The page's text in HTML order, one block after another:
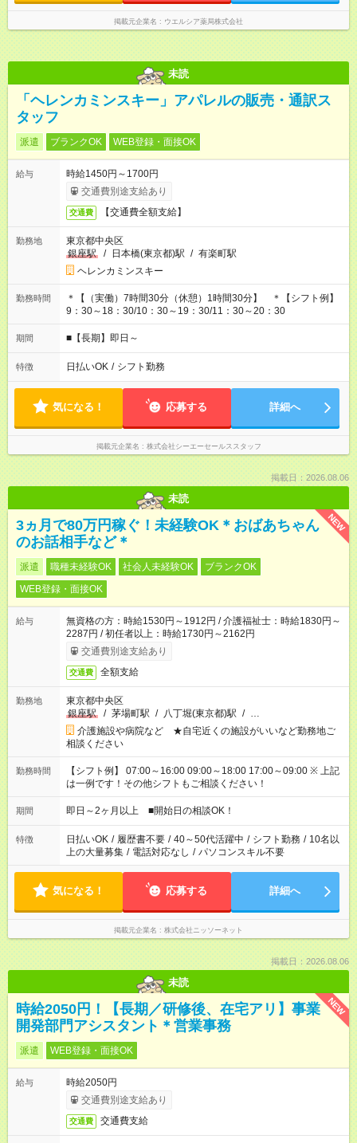
掲載元企業名 ウエルシア薬局株式会社
未読
「ヘレンカミンスキー」アパレルの販売・通訳ス
タッフ
派遣 ブランクOK WEB登録・面接OK
給与
時給1450円～1700円
交通費別途支給あり
交通費 【交通費全額支給】
勤務地
東京都中央区
銀座駅
/ 日本橋(東京都)駅 / 有楽町駅
ヘレンカミンスキー
勤務時間
＊【（実働）7時間30分（休憩）1時間30分】 ＊【シフト例】
9：30～18：30/10：30～19：30/11：30～20：30
期間 ■【長期】即日～
特徴 日払いOK / シフト勤務
気になる！ 応募する 詳細へ
掲載元企業名 株式会社シーエーセールススタッフ
掲載日：2026.08.06
未読
NEW
3ヵ月で80万円稼ぐ！未経験OK＊おばあちゃん
のお話相手など＊
派遣 職種未経験OK 社会人未経験OK
ブランクOK
WEB登録・面接OK
給与
無資格の方：時給1530円～1912円 / 介護福祉士：時給1830円～
2287円 / 初任者以上：時給1730円～2162円
交通費別途支給あり
交通費 全額支給
勤務地
東京都中央区
銀座駅
/ 茅場町駅 / 八丁堀(東京都)駅 / …
介護施設や病院など ★自宅近くの施設がいいなど勤務地ご
相談ください
勤務時間
【シフト例】 07:00～16:00 09:00～18:00 17:00～09:00 ※ 上記
は一例です！その他シフトもご相談ください！
期間 即日～2ヶ月以上 ■開始日の相談OK！
特徴 日払いOK / 履歴書不要 / 40～50代活躍中 / シフト勤務 / 10名以
上の大量募集 / 電話対応なし / パソコンスキル不要
気になる！ 応募する 詳細へ
掲載元企業名 株式会社ニッソーネット
掲載日：2026.08.06
未読
NEW
時給2050円！【長期／研修後、在宅アリ】事業
開発部門アシスタント＊営業事務
派遣 WEB登録・面接OK
給与
時給2050円
交通費別途支給あり
交通費 交通費支給